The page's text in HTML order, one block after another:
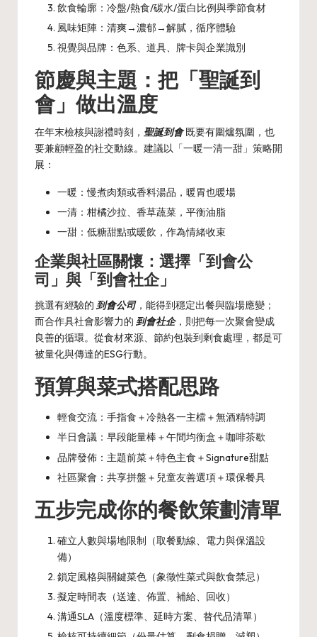
飲食輪廓：冷盤/熱食/碳水/蛋白比例與季節食材
風味矩陣：清爽→濃郁→解膩，循序體驗
視覺與品牌：色系、道具、牌卡與企業識別
節慶與主題：把「聖誕到
會」做出溫度
在年末檢核與謝禮時刻， 聖誕到會既要有圍爐氛圍，也
要兼顧輕盈的社交動線。建議以「一暖一清一甜」策略開
展：
一暖：慢煮肉類或香料湯品，暖胃也暖場
一清：柑橘沙拉、香草蔬菜，平衡油脂
一甜：低糖甜點或暖飲，作為情緒收束
企業與社區關懷：選擇「到會公
司」與「到會社企」
挑選有經驗的 到會公司，能得到穩定出餐與臨場應變；
而合作具社會影響力的 到會社企，則把每一次聚會變成
良善的循環。從食材來源、節約包裝到剩食處理，都是可
被量化與傳達的ESG行動。
預算與菜式搭配思路
輕食交流：手指食＋冷熱各一主檔＋無酒精特調
半日會議：早段能量棒＋午間均衡盒＋咖啡茶歇
品牌發佈：主題前菜＋特色主食＋Signature甜點
社區聚會：共享拼盤＋兒童友善選項＋環保餐具
五步完成你的餐飲策劃清單
確立人數與場地限制（取餐動線、電力與保溫設
備）
鎖定風格與關鍵菜色（象徵性菜式與飲食禁忌）
擬定時間表（送達、佈置、補給、回收）
溝通SLA（溫度標準、延時方案、替代品清單）